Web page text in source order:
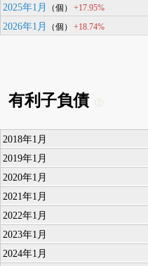
2025年1月
（個） +17.95%
2026年1月
（個） +18.74%
有利子負債
2018年1月
2019年1月
2020年1月
2021年1月
2022年1月
2023年1月
2024年1月